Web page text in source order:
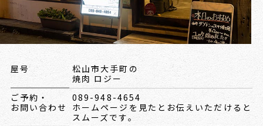
屋号
松山市大手町の
焼肉 ロジー
ご予約・
お問い合わせ
089-948-4654
ホームページを見たとお伝えいただけると
スムーズです。